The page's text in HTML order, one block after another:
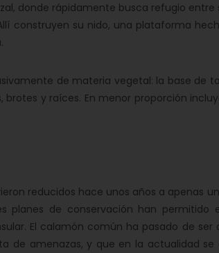
donde rápidamente busca refugio entre
construyen su nido, una plataforma
de materia vegetal: la base de
brotes y raíces. En menor proporción
reducidos hace unos años a apenas
planes de conservación han permitido
El calamón común ha pasado de ser
de amenazas, y que en la actualidad